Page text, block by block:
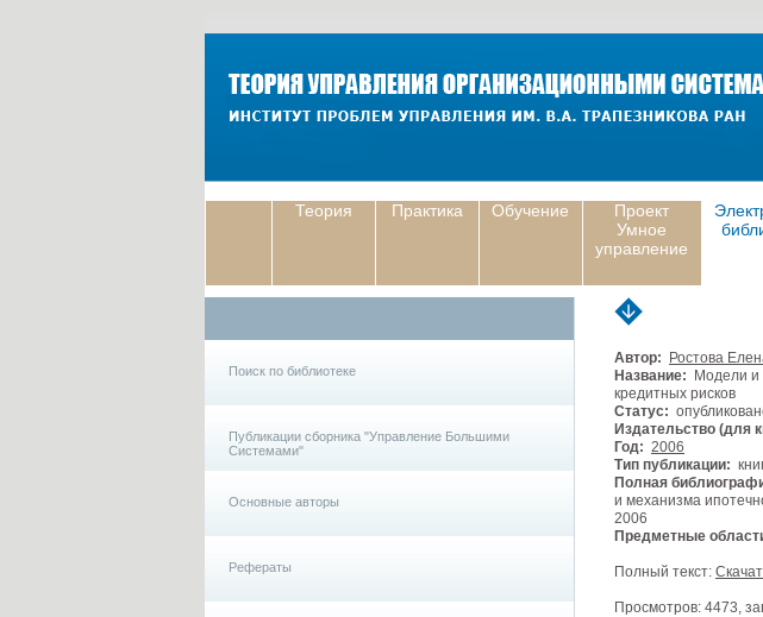
Теория Практика Обучение
Проект
Умное
управление
Поиск по библиотеке
Публикации сборника "Управление Большими
Системами"
Основные авторы
Рефераты
Автор:
Ростова
Название: Модели и
кредитных рисков
Статус:
Издательство (для
Год: 2006
Тип публикации:
Полная
и механизма
2006
Предметные
Полный текст:
Просмотров: 4473,